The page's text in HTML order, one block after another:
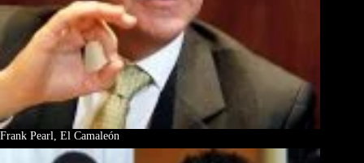
Frank Pearl, El Camaleón